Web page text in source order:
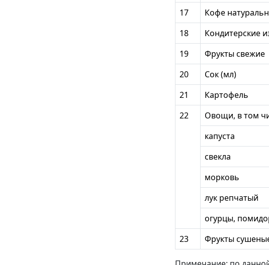
17
Кофе
18
Кондитерские
19
Фрукты свежие
20
Сок (мл)
21
Картофель
22
Овощи, в том
капуста
свекла
морковь
лук репчатый
огурцы,
23
Фрукты